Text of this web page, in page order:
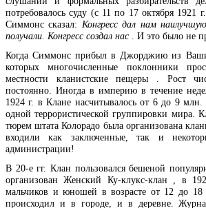
потребовалось суду (с 11 по 17 октября 1921
Симмонс сказал: Конгресс дал нам
получали. Конгресс создал нас . И это было не
Когда Симмонс прибыл в Джорджию из
которых многочисленные поклонники
местности кланистские пещеры . Рост
постоянно. Иногда в империю в течение
1924 г. в Клане насчитывалось от 6 до 9
одной террористической группировки
тюрем штата Колорадо была организована
входили как заключенные, так и
администрации!
В 20-е гг. Клан пользовался бешеной
организован Женский Ку-клукс-клан , в
мальчиков и юношей в возрасте от 12 до 18
происходил и в городе, и в деревне.